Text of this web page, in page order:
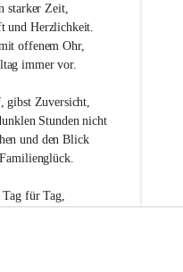
starker Zeit,
und Herzlichkeit.
offenem Ohr,
immer vor.
gibst Zuversicht,
Stunden nicht
und den Blick
für Tag,